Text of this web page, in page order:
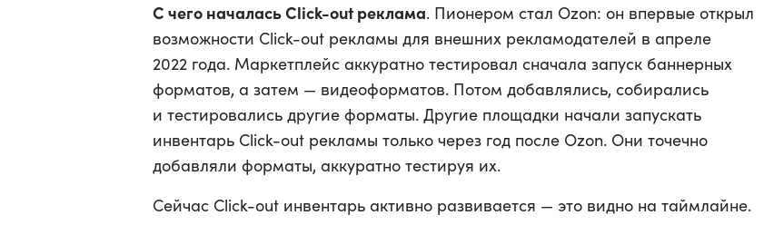
С чего началась Click-out реклама. Пионером стал Ozon: он впервые открыл
возможности Click-out рекламы для внешних рекламодателей в апреле
2022 года. Маркетплейс аккуратно тестировал сначала запуск баннерных
форматов, а затем — видеоформатов. Потом добавлялись, собирались
и тестировались другие форматы. Другие площадки начали запускать
инвентарь Click-out рекламы только через год после Ozon. Они точечно
добавляли форматы, аккуратно тестируя их.
Сейчас Click-out инвентарь активно развивается — это видно на таймлайне.